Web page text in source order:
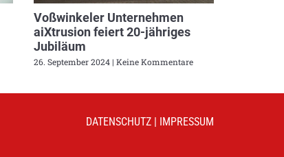
Voßwinkeler Unternehmen
aiXtrusion feiert 20-jähriges
Jubiläum
26. September 2024 Keine Kommentare
DATENSCHUTZ IMPRESSUM